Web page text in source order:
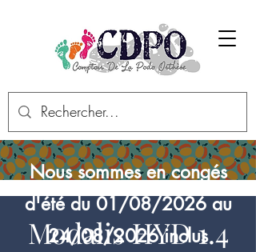
Nous sommes en congés
d'été du 01/08/2026 au
24/08/2026 inclus
Modalis HYD 1.4